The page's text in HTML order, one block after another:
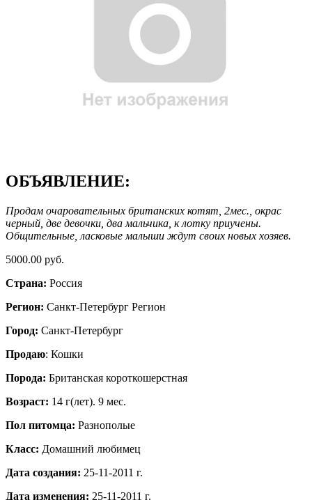
ОБЪЯВЛЕНИЕ:
Продам очаровательных британских котят, 2мес., окрас
черный, две девочки, два мальчика, к лотку приучены.
Общительные, ласковые малыши ждут своих новых хозяев.
5000.00 руб.
Страна: Россия
Регион: Санкт-Петербург Регион
Город: Санкт-Петербург
Продаю: Кошки
Порода: Британская короткошерстная
Возраст: 14 г(лет). 9 мес.
Пол питомца: Разнополые
Класс: Домашний любимец
Дата создания: 25-11-2011 г.
Дата изменения: 25-11-2011 г.